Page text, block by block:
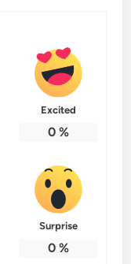
Excited
0%
Surprise
0%